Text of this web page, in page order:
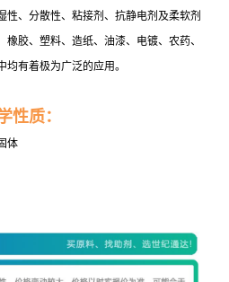
性、分散性、粘接剂、抗静电剂及柔软剂
胶、塑料、造纸、油漆、电镀、农药、
有着极为广泛的应用。
性质：
体